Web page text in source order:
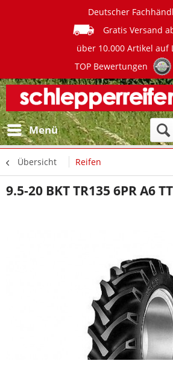
Deutscher
Gratis Versand
über 10.000 Artikel auf
TOP Bewertungen
Menü
Übersicht Reifen
9.5-20 BKT TR135 6PR A6 TT